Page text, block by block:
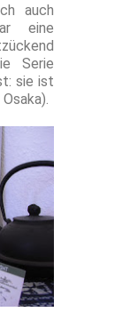
auch
eine
Serie
sie ist